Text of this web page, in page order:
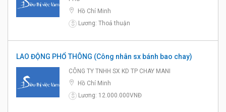
Hồ Chí Minh
$
Lương: Thoả thuận
LAO ĐỘNG PHỔ THÔNG (Công nhân sx bánh bao chay)
CÔNG TY TNHH SX KD TP CHAY MANI
Hồ Chí Minh
$
Lương: 12.000.000VNĐ